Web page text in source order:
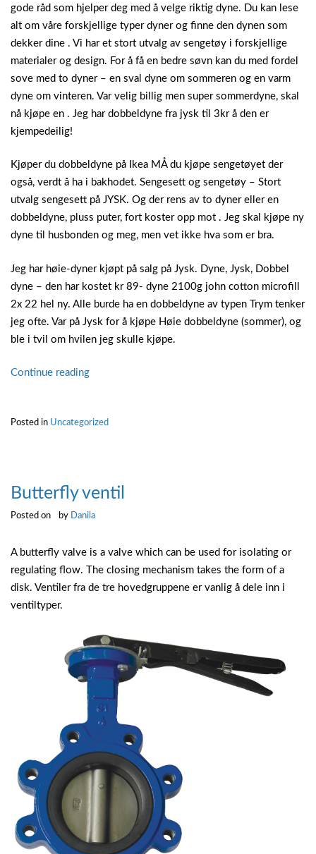
gode råd som hjelper deg med å velge riktig dyne. Du kan lese
alt om våre forskjellige typer dyner og finne den dynen som
dekker dine . Vi har et stort utvalg av sengetøy i forskjellige
materialer og design. For å få en bedre søvn kan du med fordel
sove med to dyner – en sval dyne om sommeren og en varm
dyne om vinteren. Var velig billig men super sommerdyne, skal
nå kjøpe en . Jeg har dobbeldyne fra jysk til 3kr å den er
kjempedeilig!
Kjøper du dobbeldyne på Ikea MÅ du kjøpe sengetøyet der
også, verdt å ha i bakhodet. Sengesett og sengetøy – Stort
utvalg sengesett på JYSK. Og der rens av to dyner eller en
dobbeldyne, pluss puter, fort koster opp mot . Jeg skal kjøpe ny
dyne til husbonden og meg, men vet ikke hva som er bra.
Jeg har høie-dyner kjøpt på salg på Jysk. Dyne, Jysk, Dobbel
dyne – den har kostet kr 89- dyne 2100g john cotton microfill
2x 22 hel ny. Alle burde ha en dobbeldyne av typen Trym tenker
jeg ofte. Var på Jysk for å kjøpe Høie dobbeldyne (sommer), og
ble i tvil om hvilen jeg skulle kjøpe.
Continue reading“Dobbeldyne
Posted in Uncategorized
Butterfly ventil
Posted on by Danila
A butterfly valve is a valve which can be used for isolating or
regulating flow. The closing mechanism takes the form of a
disk. Ventiler fra de tre hovedgruppene er vanlig å dele inn i
ventiltyper.